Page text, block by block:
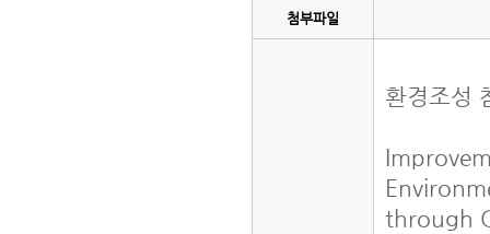
첨부파일
환경조성
through